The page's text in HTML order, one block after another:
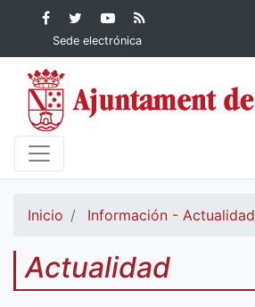
Contenido principalFacebook
Ayuntamiento de
Dénia
Ayuntamiento
de Dénia
YouTube
Ayuntamiento
de Dénia
Ayuntamiento
Sede electrónica
Inicio Información - Actualidad
Actualidad